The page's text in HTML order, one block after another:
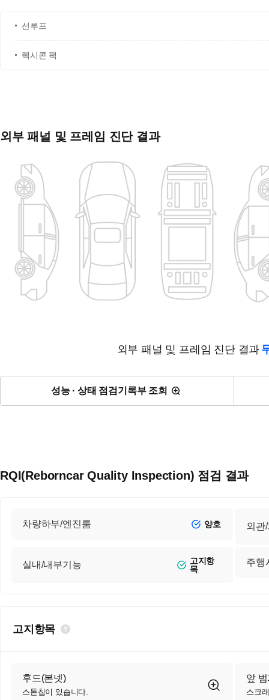
선루프
렉시콘 팩
외부 패널 및 프레임 진단 결과
외부 패널 및 프레임 진단 결과
성능 · 상태 점검기록부 조회
RQI(Reborncar Quality Inspection) 점검 결과
차량하부/엔진룸 양호 외관
실내/내부기능
고지항
목
주행
고지항목
후드(본넷)
스톤칩이 있습니다.
앞
스크